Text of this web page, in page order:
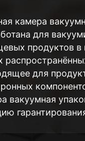
камера
для
продуктов в
для
вакуумная